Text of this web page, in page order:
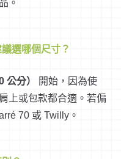
。
選哪個尺寸？
公分）
開始，因為使
上或包款都合適。若偏
70 或 Twilly。